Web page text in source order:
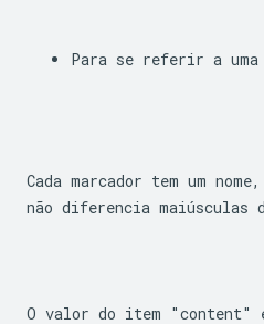
Para se referir a
Cada marcador tem um
não diferencia maiúsculas
O valor do item "content"